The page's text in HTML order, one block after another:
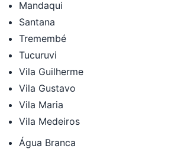
Mandaqui
Santana
Tremembé
Tucuruvi
Vila Guilherme
Vila Gustavo
Vila Maria
Vila Medeiros
Água Branca